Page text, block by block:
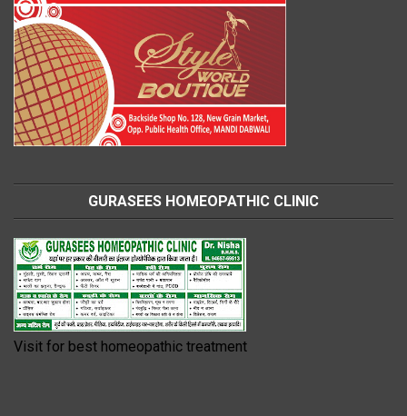
GURASEES HOMEOPATHIC CLINIC
Visit for best homeopathic treatment